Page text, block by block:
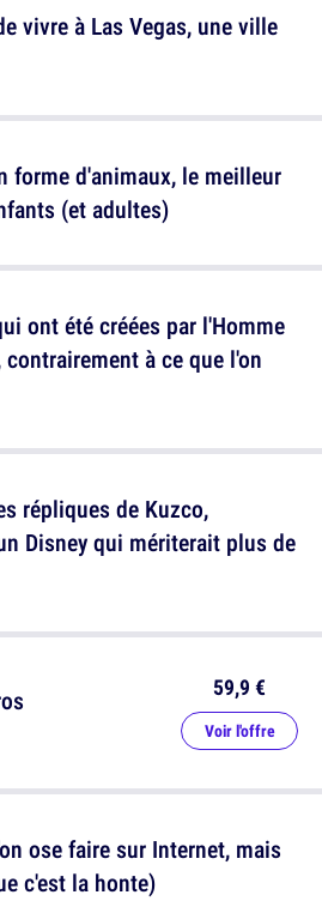
vivre à Las Vegas, une ville
ont été créées par l'Homme
à ce que l'on
59,9 €
Voir l'offre
forme d'animaux, le meilleur
(et adultes)
répliques de Kuzco,
Disney qui mériterait plus de
ose faire sur Internet, mais
c'est la honte)